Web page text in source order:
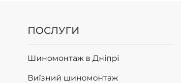
ПОСЛУГИ
Шиномонтаж в Дніпрі
Виїзний шиномонтаж